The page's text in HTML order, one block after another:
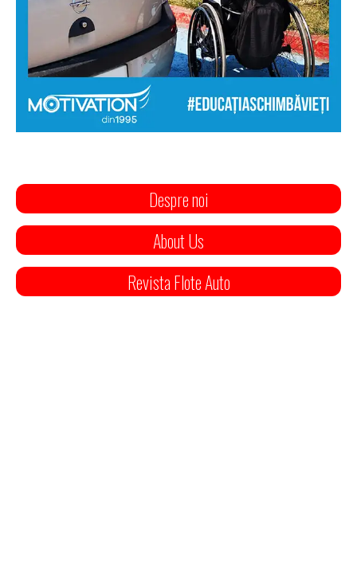
Despre noi
About Us
Revista Flote Auto